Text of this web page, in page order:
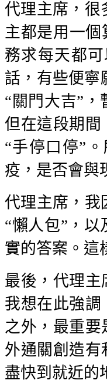
代理主席，很
主都是用一個
務求每天都
話，有些便寧
“關門大吉”
但在這段期間
“手停口停”
疫，是否會與
代理主席，我
“懶人包”，
實的答案。這
最後，代理
我想在此強
之外，最重
外通關創造
盡快到就近的